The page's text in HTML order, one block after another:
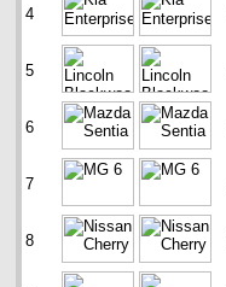
4
5
6
7
8